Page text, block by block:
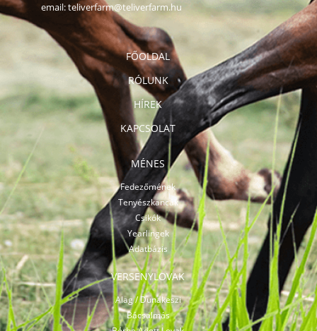
FŐOLDAL
RÓLUNK
HÍREK
KAPCSOLAT
MÉNES
Fedezőmének
Tenyészkancák
Csikók
Yearlingek
Adatbázis
VERSENYLOVAK
Alag / Dunakeszi
Bácsalmás
email:teliverfarm@teliverfarm.hu